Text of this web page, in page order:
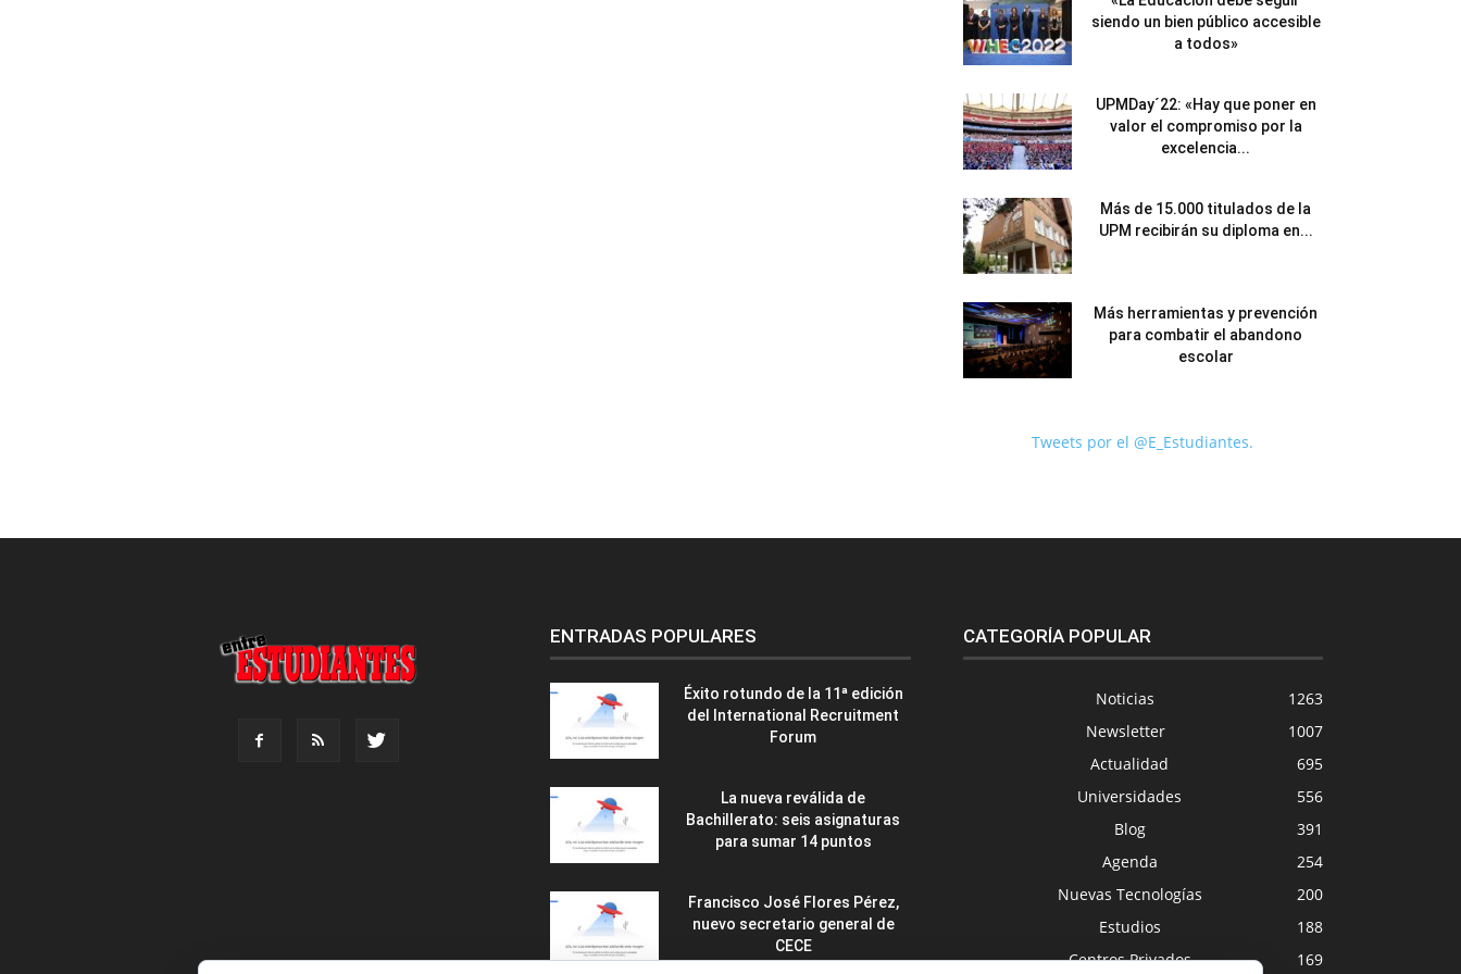
siendo un bien público accesible
a todos»
UPMDay´22: «Hay que poner en
valor el compromiso por la
excelencia...
Más de 15.000 titulados de la
UPM recibirán su diploma en...
Más herramientas y prevención
para combatir el abandono
escolar
Tweets por el @E_Estudiantes.
ENTRADAS POPULARES
Éxito rotundo de la 11ª edición
del International Recruitment
Forum
La nueva reválida de
Bachillerato: seis asignaturas
para sumar 14 puntos
Francisco José Flores Pérez,
nuevo secretario general de
CECE
CATEGORÍA POPULAR
Noticias
1263
Newsletter
1007
Actualidad
695
Universidades
556
Blog
391
Agenda
254
Nuevas Tecnologías
200
Estudios
188
Centros Privados
169